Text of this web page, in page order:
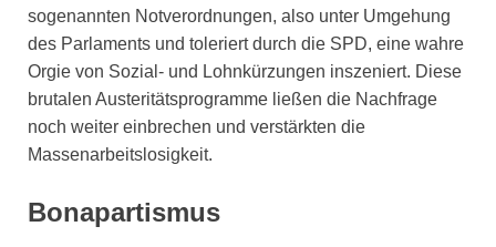
sogenannten Notverordnungen, also unter Umgehung
des Parlaments und toleriert durch die SPD, eine wahre
Orgie von Sozial- und Lohnkürzungen inszeniert. Diese
brutalen Austeritätsprogramme ließen die Nachfrage
noch weiter einbrechen und verstärkten die
Massenarbeitslosigkeit.
Bonapartismus